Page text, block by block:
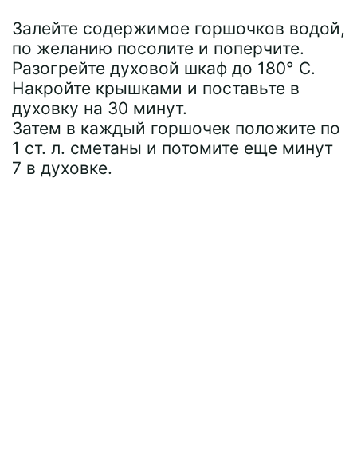
Залейте содержимое горшочков водой,
по желанию посолите и поперчите.
Разогрейте духовой шкаф до 180° C.
Накройте крышками и поставьте в
духовку на 30 минут.
Затем в каждый горшочек положите по
1 ст. л. сметаны и потомите еще минут
7 в духовке.